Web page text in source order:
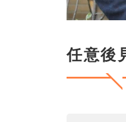
3.
3
家族
信託
のご
任意後